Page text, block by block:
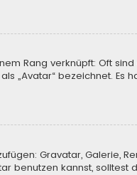
Rang verknüpft: Oft
„Avatar“ bezeichnet. Es
Gravatar, Galerie,
benutzen kannst, solltest